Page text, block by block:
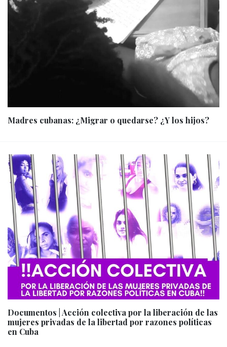
Madres cubanas: ¿Migrar o quedarse? ¿Y los hijos?
Documentos | Acción colectiva por la liberación de las
mujeres privadas de la libertad por razones políticas
en Cuba